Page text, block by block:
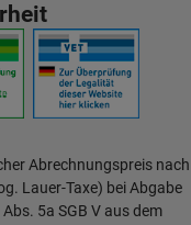
Abrechnungspreis nach
Lauer-Taxe) bei Abgabe
5a SGB V aus dem